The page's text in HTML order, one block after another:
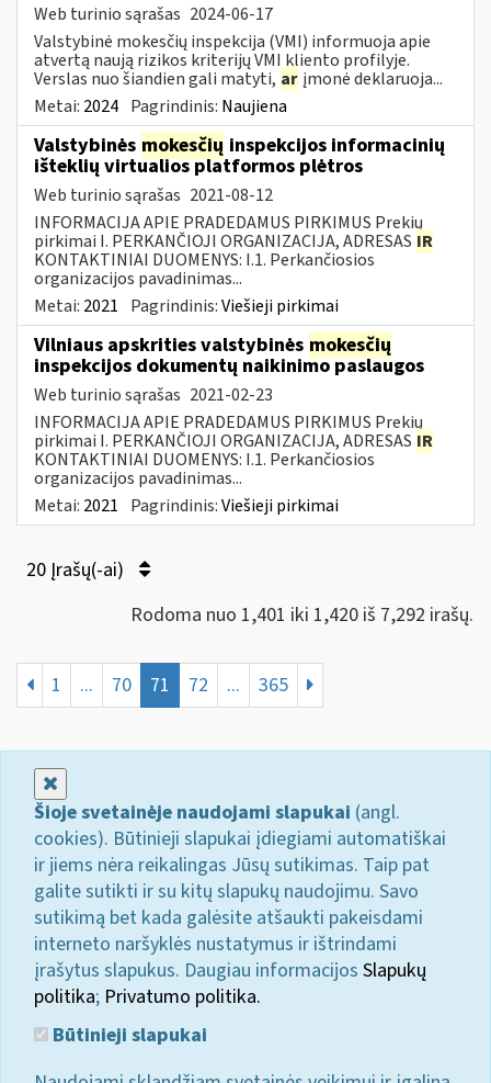
Web turinio sąrašas 2024-06-17
Valstybinė mokesčių inspekcija (VMI) informuoja apie
atvertą naują rizikos kriterijų VMI kliento profilyje.
Verslas nuo šiandien gali matyti, ar įmonė deklaruoja...
Metai: 2024 Pagrindinis: Naujiena
Valstybinės mokesčių inspekcijos informacinių
išteklių virtualios platformos plėtros
Web turinio sąrašas 2021-08-12
INFORMACIJA APIE PRADEDAMUS PIRKIMUS Prekių
pirkimai I. PERKANČIOJI ORGANIZACIJA, ADRESAS IR
KONTAKTINIAI DUOMENYS: I.1. Perkančiosios
organizacijos pavadinimas...
Metai: 2021 Pagrindinis:Viešieji pirkimai
Vilniaus apskrities valstybinės mokesčių
inspekcijos dokumentų naikinimo paslaugos
Web turinio sąrašas 2021-02-23
INFORMACIJA APIE PRADEDAMUS PIRKIMUS Prekių
pirkimai I. PERKANČIOJI ORGANIZACIJA, ADRESAS IR
KONTAKTINIAI DUOMENYS: I.1. Perkančiosios
organizacijos pavadinimas...
Metai: 2021 Pagrindinis:Viešieji pirkimai
20 Įrašų(-ai)
Rodoma nuo 1,401 iki 1,420 iš 7,292 irašų.
1 ... 70 71 72 ... 365
Šioje svetainėje naudojami slapukai (angl.
cookies). Būtinieji slapukai įdiegiami automatiškai
ir jiems nėra reikalingas Jūsų sutikimas. Taip pat
galite sutikti ir su kitų slapukų naudojimu. Savo
sutikimą bet kada galėsite atšaukti pakeisdami
interneto naršyklės nustatymus ir ištrindami
įrašytus slapukus. Daugiau informacijos Slapukų
politika; Privatumo politika.
Būtinieji slapukai